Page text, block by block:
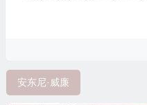
安东尼·威廉